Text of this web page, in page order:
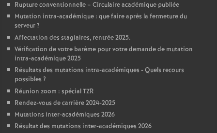
Rupture conventionnelle – Circulaire académique publiée
Mutation intra-académique : que faire après la fermeture du
serveur?
Affectation des stagiaires, rentrée 2025.
Vérification de votre barème pour votre demande de mutation
intra-académique 2025
Résultats des mutations intra-académiques - Quels recours
possibles ?
Réunion zoom : spécial TZR
Rendez-vous de carrière 2024-2025
Mutations inter-académiques 2026
Résultat des mutations inter-académiques 2026